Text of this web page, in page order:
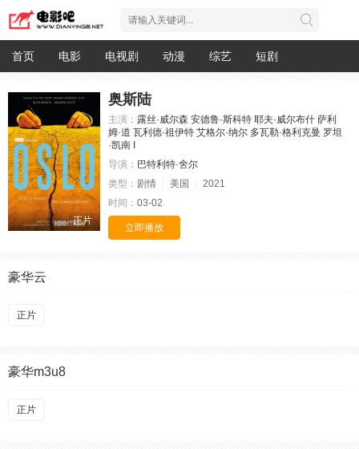
首页 电影 电视剧 动漫 综艺 短剧
正片
奥斯陆
主演： 露丝·威尔森 安德鲁·斯科特 耶夫·威尔布什 萨利
姆·道 瓦利德·祖伊特 艾格尔·纳尔 多瓦勒·格利克曼 罗坦
·凯南
导演： 巴特利特·舍尔
类型： 剧情 美国
2021
时间： 03-02
立即播放
豪华云
正片
豪华m3u8
正片